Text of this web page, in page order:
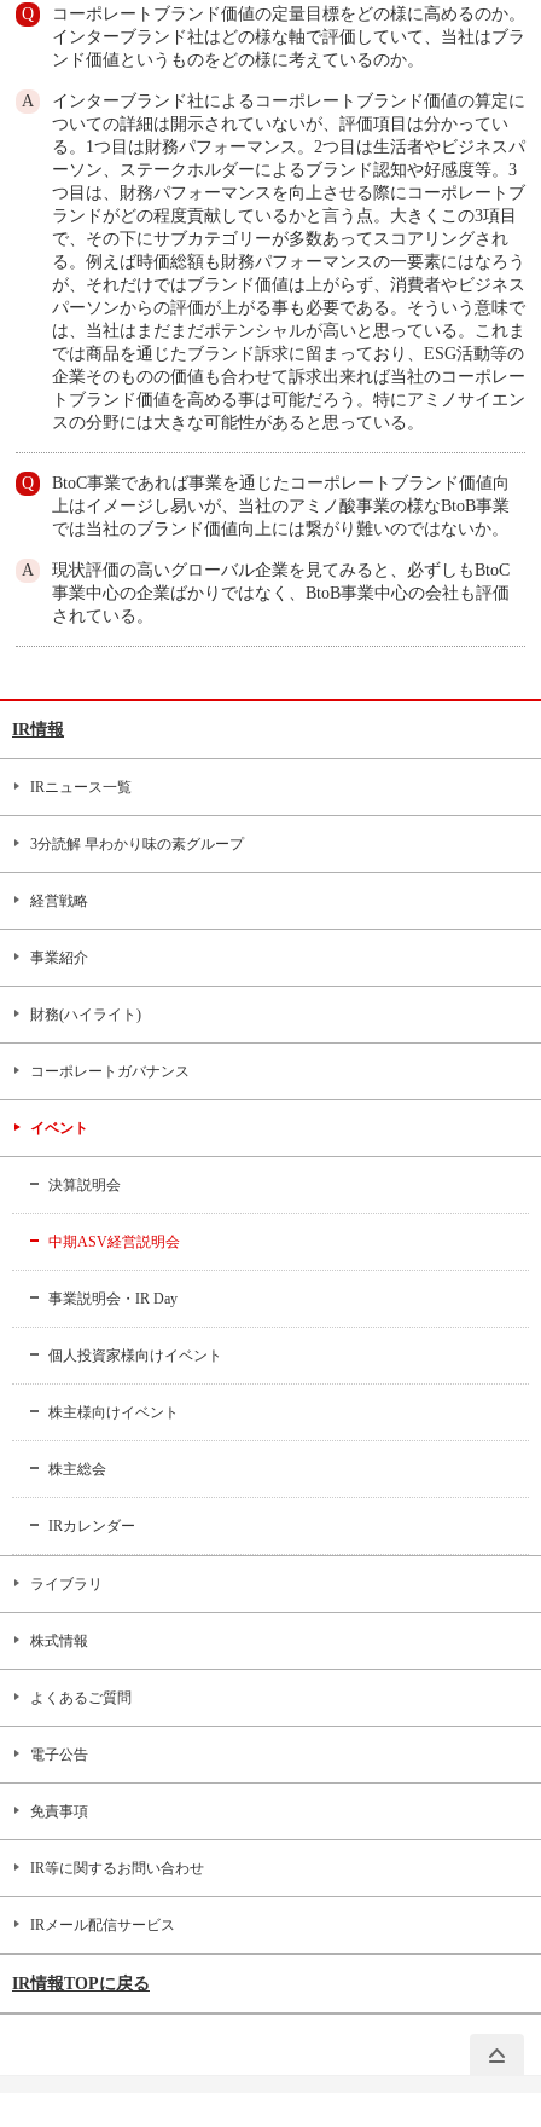
IR情報
IRニュース一覧
3分読解 早わかり味の素グループ
経営戦略
事業紹介
財務(ハイライト)
コーポレートガバナンス
イベント
決算説明会
中期ASV経営説明会
事業説明会・IR Day
個人投資家様向けイベント
株主様向けイベント
株主総会
IRカレンダー
ライブラリ
株式情報
よくあるご質問
電子公告
免責事項
IR等に関するお問い合わせ
IRメール配信サービス
IR情報TOPに戻る
コーポレートブランド価値の定量目標をどの様に高めるのか。
インターブランド社はどの様な軸で評価していて、当社はブラ
ンド価値というものをどの様に考えているのか。
インターブランド社によるコーポレートブランド価値の算定に
ついての詳細は開示されていないが、評価項目は分かってい
る。1つ目は財務パフォーマンス。2つ目は生活者やビジネスパ
ーソン、ステークホルダーによるブランド認知や好感度等。3
つ目は、財務パフォーマンスを向上させる際にコーポレートブ
ランドがどの程度貢献しているかと言う点。大きくこの3項目
で、その下にサブカテゴリーが多数あってスコアリングされ
る。例えば時価総額も財務パフォーマンスの一要素にはなろう
が、それだけではブランド価値は上がらず、消費者やビジネス
パーソンからの評価が上がる事も必要である。そういう意味で
は、当社はまだまだポテンシャルが高いと思っている。これま
では商品を通じたブランド訴求に留まっており、ESG活動等の
企業そのものの価値も合わせて訴求出来れば当社のコーポレー
トブランド価値を高める事は可能だろう。特にアミノサイエン
スの分野には大きな可能性があると思っている。
BtoC事業であれば事業を通じたコーポレートブランド価値向
上はイメージし易いが、当社のアミノ酸事業の様なBtoB事業
では当社のブランド価値向上には繋がり難いのではないか。
現状評価の高いグローバル企業を見てみると、必ずしもBtoC
事業中心の企業ばかりではなく、BtoB事業中心の会社も評価
されている。